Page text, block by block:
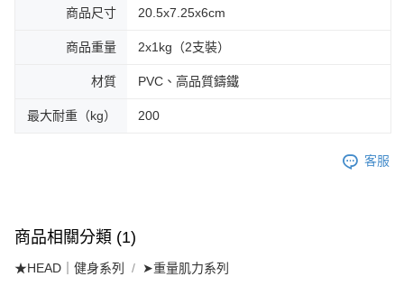
商品尺寸 20.5x7.25x6cm
商品重量 2x1kg（2支裝）
材質 PVC、高品質鑄鐵
最大耐重（kg） 200
客服
商品相關分類 (1)
★HEAD｜健身系列 ➤重量肌力系列